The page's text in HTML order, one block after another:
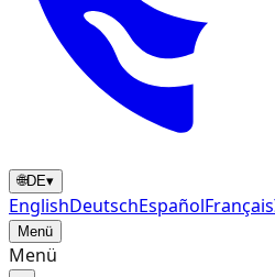
🌐DE▾
EnglishDeutschEspañolFrançais
Menü
Menü